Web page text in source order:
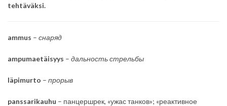
tehtäväksi.
ammus – снаряд
ampumaetäisyys – дальность стрельбы
läpimurto – прорыв
panssarikauhu – панцершрек, «ужас танков»; «реактивное